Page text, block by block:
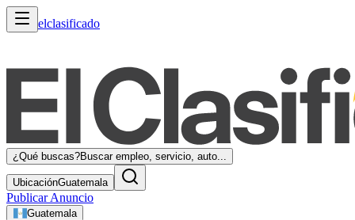
elclasificado
¿Qué buscas?Buscar empleo, servicio, auto...
UbicaciónGuatemala
Publicar Anuncio
Guatemala